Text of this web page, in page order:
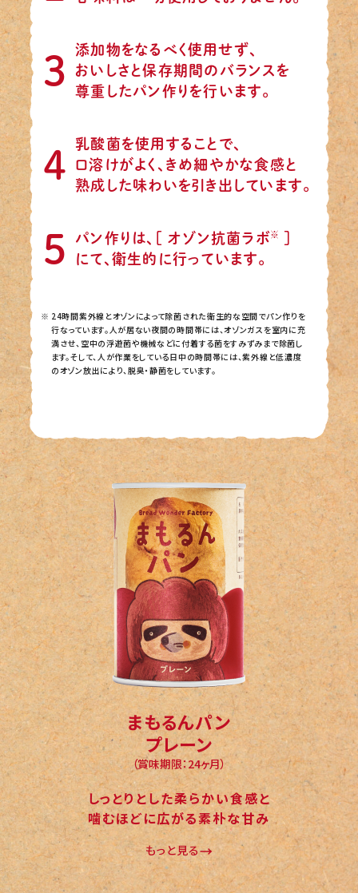
3
添加物をなるべく使用せず、
おいしさと保存期間の バランスを
尊重したパン作りを行います。
4
乳酸菌を使用することで、
口溶けがよく、きめ細やかな食感と
熟成した味わいを引き出しています。
5 パン作りは、［ オゾン抗菌ラボ※
にて、 衛生的に行っています。
24時間紫外線とオゾンによって除菌された衛生的な空間でパン作りを
行なっています。人が居ない夜間の時間帯には、オゾンガスを室内に充
満させ、空中の浮遊菌や機械などに付着する菌をすみずみまで除菌し
ます。そして、人が作業をしている日中の時間帯には、紫外線と低濃度
のオゾン放出により、脱臭・静菌をしています。
まもるんパン
プレーン
（賞味期限：24ヶ月）
しっとりとした柔らかい食感と
噛むほどに広がる素朴な甘み
もっと見る